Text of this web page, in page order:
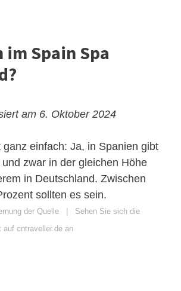
im Spain Spa
am 6. Oktober 2024
ganz einfach: Ja, in Spanien gibt
zwar in der gleichen Höhe
in Deutschland. Zwischen
sollten es sein.
der Quelle
Sehen Sie sich die
auf cntraveller.de an